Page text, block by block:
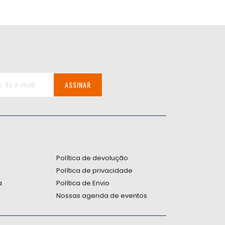
ASSINAR
Política de devolução
Política de privacidade
Política de Envio
Nossas agenda de eventos